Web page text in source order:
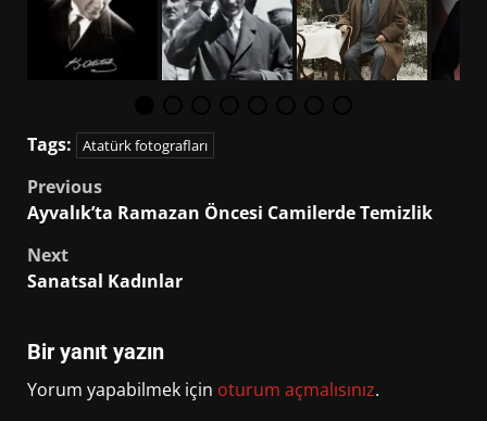
Tags: Atatürk fotografları
Post
navigation
Previous
Ayvalık’ta Ramazan Öncesi Camilerde Temizlik
Next
Sanatsal Kadınlar
Bir yanıt yazın
Yorum yapabilmek için oturum açmalısınız.